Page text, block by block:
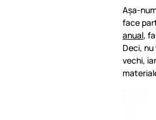
Așa-
face
anual,
Deci,
vechi,